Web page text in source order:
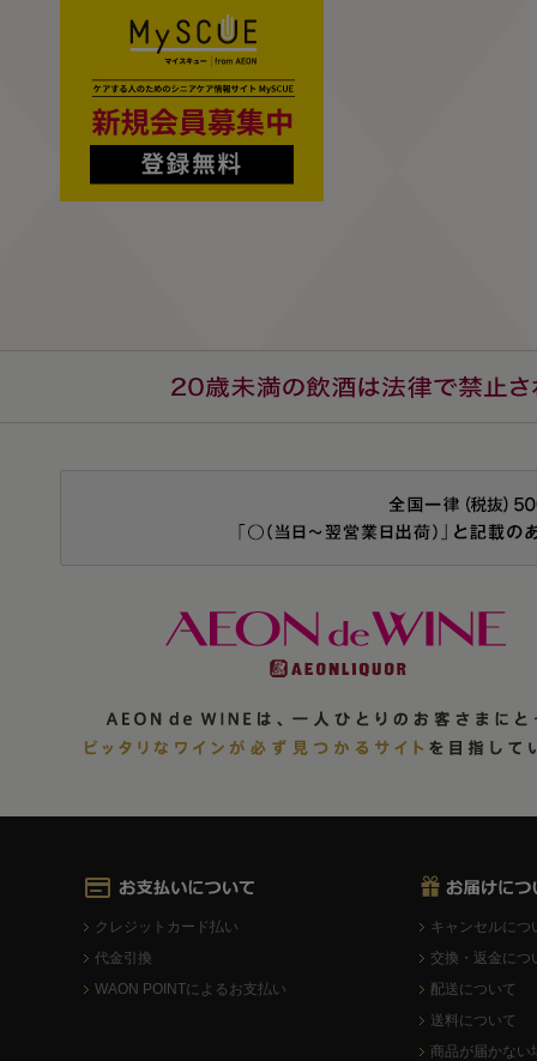
クレジットカード払い
代金引換
WAON POINTによるお支払い
キャンセルにつ
交換・返金につ
配送について
送料について
商品が届かない